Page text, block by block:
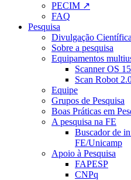
PECIM ↗
FAQ
Pesquisa
Divulgação Científica
Sobre a pesquisa
Equipamentos
Scanner OS
Scan Robot
Equipe
Grupos de Pesquisa
Boas Práticas em
A pesquisa na FE
Buscador de
FE/Unicamp
Apoio à Pesquisa
FAPESP
CNPq